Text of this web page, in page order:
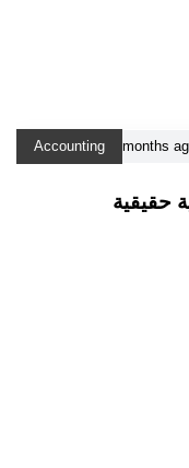
Accounting
حقيقية